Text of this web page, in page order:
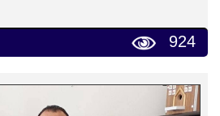
924